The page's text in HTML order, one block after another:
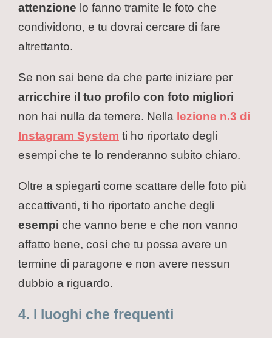
attenzione lo fanno tramite le foto che
condividono, e tu dovrai cercare di fare
altrettanto.
Se non sai bene da che parte iniziare per
arricchire il tuo profilo con foto migliori
non hai nulla da temere. Nella lezione n.3 di
Instagram System ti ho riportato degli
esempi che te lo renderanno subito chiaro.
Oltre a spiegarti come scattare delle foto più
accattivanti, ti ho riportato anche degli
esempi che vanno bene e che non vanno
affatto bene, così che tu possa avere un
termine di paragone e non avere nessun
dubbio a riguardo.
4. I luoghi che frequenti